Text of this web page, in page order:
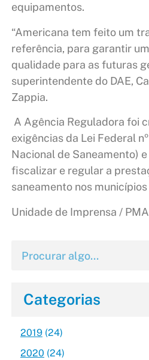
equipamentos.
“Americana tem feito um
referência, para garantir
qualidade para as futuras
superintendente do DAE,
Zappia.
A Agência Reguladora foi
exigências da Lei Federal
Nacional de Saneamento)
fiscalizar e regular a
saneamento nos
Unidade de Imprensa / PMA
Categorias
2019(24)
2020 (24)